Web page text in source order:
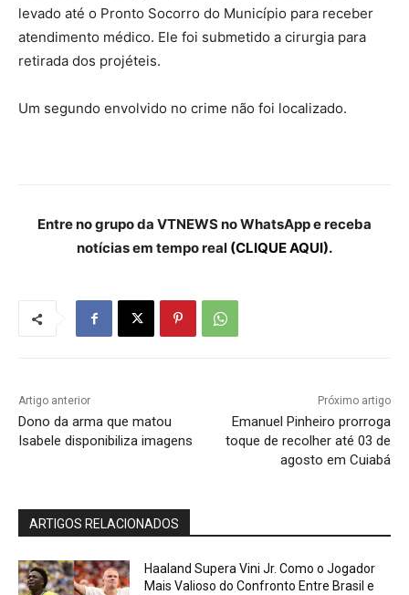
levado até o Pronto Socorro do Município para receber
atendimento médico. Ele foi submetido a cirurgia para
retirada dos projéteis.
Um segundo envolvido no crime não foi localizado.
Entre no grupo da VTNEWS no WhatsApp e receba
notícias em tempo real (CLIQUE AQUI).
Artigo anterior
Dono da arma que matou
Isabele disponibiliza imagens
Próximo artigo
Emanuel Pinheiro prorroga
toque de recolher até 03 de
agosto em Cuiabá
ARTIGOS RELACIONADOS
Haaland Supera Vini Jr. Como o Jogador
Mais Valioso do Confronto Entre Brasil e